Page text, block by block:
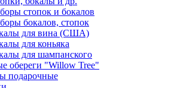
стопок и бокалов
бокалов, стопок
для вина (США)
для коньяка
для шампанского
обереги "Willow Tree"
подарочные